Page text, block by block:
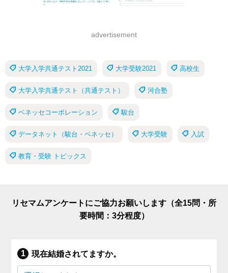
advertisement
大学入学共通テスト2021 大学受験2021 高校生
大学入学共通テスト（共通テスト） 河合塾
ベネッセコーポレーション 駿台
データネット（駿台・ベネッセ） 大学受験 入試
教育・受験 トピックス
リセマムアンケートにご協力お願いします（全15問・所
要時間：3分程度）
現在結婚されてますか。